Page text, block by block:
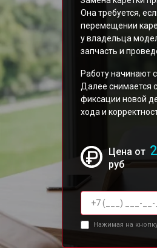
Она требуется,
перемещении
у владельца
запчасть и
Работу начинают
Далее снимается
фиксации новой
хода и
Цена от
руб
Нажимая на